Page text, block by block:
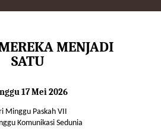
MENJADI
SATU
17 Mei 2026
Minggu Paskah VII
Komunikasi Sedunia